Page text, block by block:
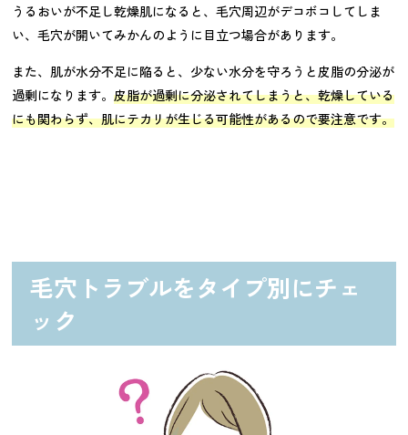
うるおいが不足し乾燥肌になると、毛穴周辺がデコボコしてしま
い、毛穴が開いてみかんのように目立つ場合があります。
また、肌が水分不足に陥ると、少ない水分を守ろうと皮脂の分泌が
過剰になります。皮脂が過剰に分泌されてしまうと、乾燥している
にも関わらず、肌にテカリが生じる可能性があるので要注意です。
毛穴トラブルをタイプ別にチェ
ック